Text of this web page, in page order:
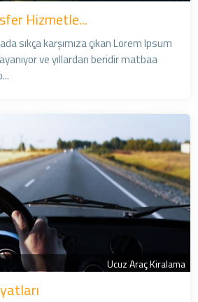
Hizmetle...
sıkça karşımıza çıkan Lorem Ipsum
ve yıllardan beridir matbaa
Ucuz Araç Kiralama